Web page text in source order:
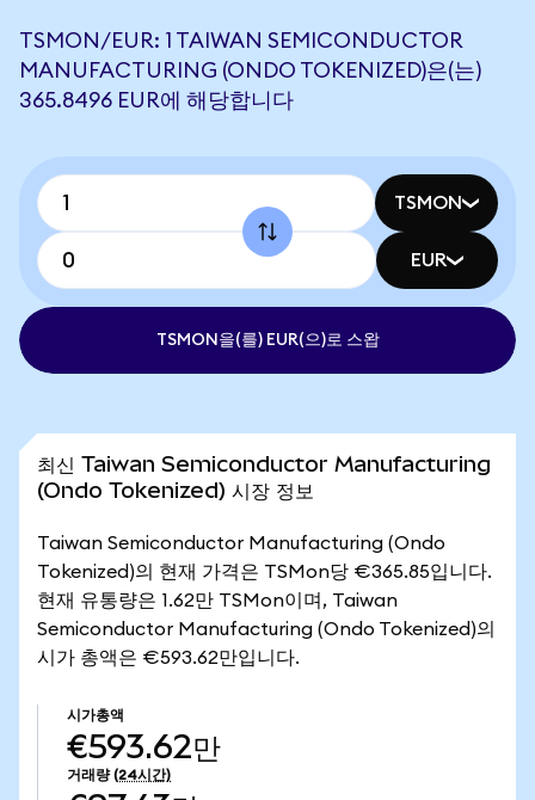
TSMON/EUR: 1 TAIWAN SEMICONDUCTOR
MANUFACTURING (ONDO TOKENIZED)은(는)
365.8496 EUR에 해당합니다
TSMON
EUR
TSMON을(를) EUR(으)로 스왑
최신 Taiwan Semiconductor Manufacturing
(Ondo Tokenized) 시장 정보
Taiwan Semiconductor Manufacturing (Ondo
Tokenized)의 현재 가격은 TSMon당 €365.85입니다.
현재 유통량은 1.62만 TSMon이며, Taiwan
Semiconductor Manufacturing (Ondo Tokenized)의
시가 총액은 €593.62만입니다.
시가총액
€593.62만
거래량 (24시간)